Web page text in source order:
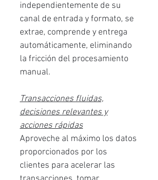
independientemente de su
canal de entrada y formato, se
extrae, comprende y entrega
automáticamente, eliminando
la fricción del procesamiento
manual.
Transacciones fluidas,
decisiones relevantes y
acciones rápidas
Aproveche al máximo los datos
proporcionados por los
clientes para acelerar las